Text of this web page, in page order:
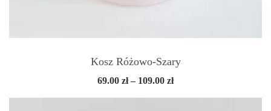
Kosz Różowo-Szary
69.00 zł – 109.00 złZakres
od